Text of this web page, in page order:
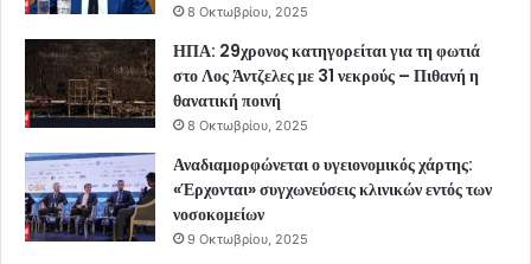
8 Οκτωβρίου, 2025
ΗΠΑ: 29χρονος κατηγορείται για τη φωτιά
στο Λος Άντζελες με 31 νεκρούς – Πιθανή η
θανατική ποινή
8 Οκτωβρίου, 2025
Αναδιαμορφώνεται ο υγειονομικός χάρτης:
«Έρχονται» συγχωνεύσεις κλινικών εντός των
νοσοκομείων
9 Οκτωβρίου, 2025